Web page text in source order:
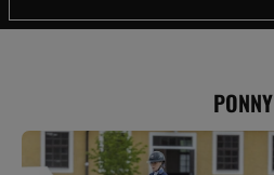
PONNY